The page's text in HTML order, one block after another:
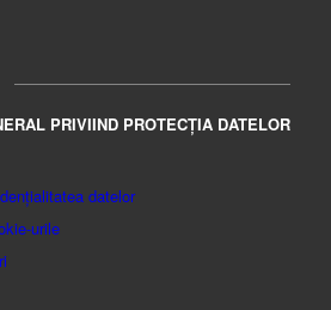
PRIVIIND PROTECȚIA DATELOR
datelor
urile